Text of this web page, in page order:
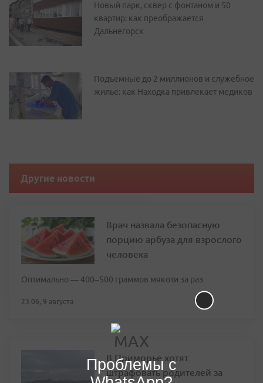
Новый парк, сквер с фонтаном и 50
квартир: как преображается
Дальнегорск
Подъемные до 2 миллионов и служебное
жилье: как Находка привлекает медиков
Другие новости
Врач назвала безопасную
порцию арбуза для взрослого
человека
Оптимально — 400–500 граммов мякоти за раз
23:06, 9 августа
В Приморье хотят
штрафовать родителей за
Проблемы с